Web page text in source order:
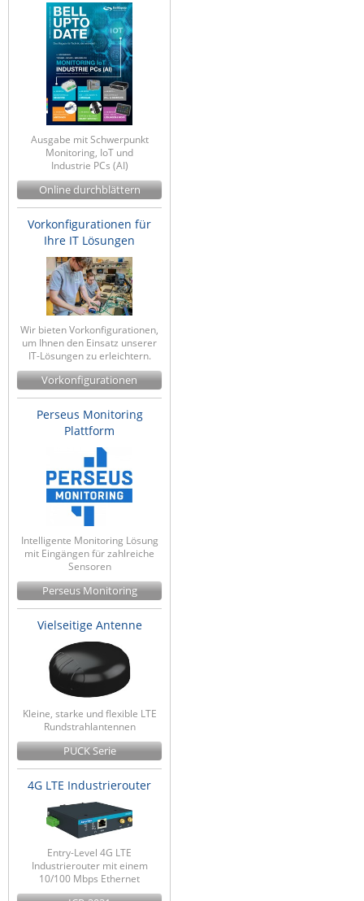
TEKTELIC
Teltonika
Unwired Networks
Vision
WATTECO
Westermo
Yuasa
ZPE Systems
News zu unseren Herstellern
Ausgabe mit Schwerpunkt
Monitoring, IoT und
Industrie PCs (AI)
Online durchblättern
Vorkonfigurationen für
Ihre IT Lösungen
Wir bieten Vorkonfigurationen,
um Ihnen den Einsatz unserer
IT-Lösungen zu erleichtern.
Vorkonfigurationen
Perseus Monitoring
Plattform
Intelligente Monitoring Lösung
mit Eingängen für zahlreiche
Sensoren
Perseus Monitoring
Vielseitige Antenne
Kleine, starke und flexible LTE
Rundstrahlantennen
PUCK Serie
4G LTE Industrierouter
Entry-Level 4G LTE
Industrierouter mit einem
10/100 Mbps Ethernet